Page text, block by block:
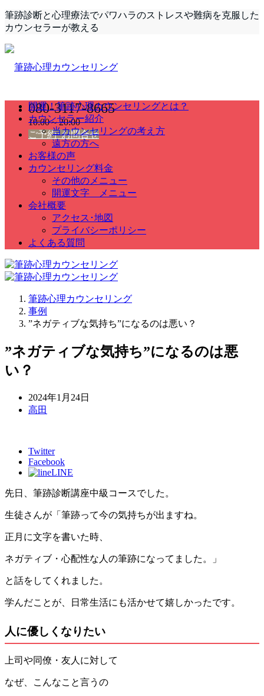
筆跡診断と心理療法でパワハラのストレスや難病を克服した
カウンセラーが教える
080-3117-8665
10:00～20:00
ご予約･お問合せ
開運！筆跡心理カウンセリングとは？
カウンセラー紹介
当カウンセリングの考え方
遠方の方へ
お客様の声
カウンセリング料金
その他のメニュー
開運文字 メニュー
会社概要
アクセス･地図
プライバシーポリシー
よくある質問
筆跡心理カウンセリング
事例
”ネガティブな気持ち”になるのは悪い？
”ネガティブな気持ち”になるのは悪
い？
2024年1月24日
高田
Twitter
Facebook
LINE
先日、筆跡診断講座中級コースでした。
生徒さんが「筆跡って今の気持ちが出ますね。
正月に文字を書いた時、
ネガティブ・心配性な人の筆跡になってました。」
と話をしてくれました。
学んだことが、日常生活にも活かせて嬉しかったです。
人に優しくなりたい
上司や同僚・友人に対して
なぜ、こんなこと言うの